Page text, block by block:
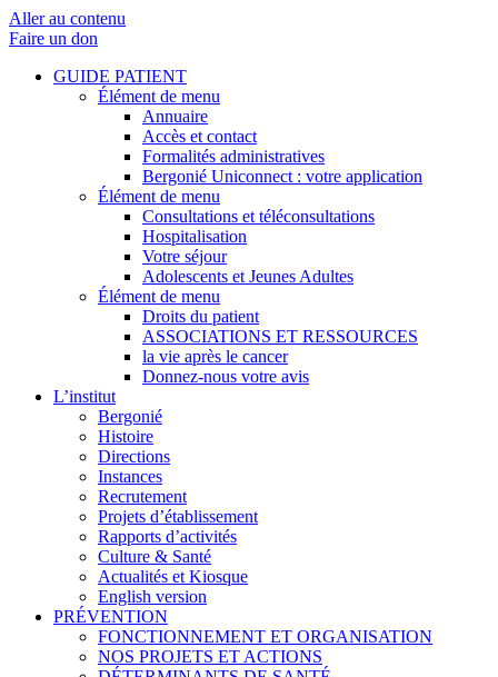
Aller au contenu
Faire un don
GUIDE PATIENT
Élément de menu
Annuaire
Accès et contact
Formalités administratives
Bergonié Uniconnect : votre application
Élément de menu
Consultations et téléconsultations
Hospitalisation
Votre séjour
Adolescents et Jeunes Adultes
Élément de menu
Droits du patient
ASSOCIATIONS ET RESSOURCES
la vie après le cancer
Donnez-nous votre avis
L’institut
Bergonié
Histoire
Directions
Instances
Recrutement
Projets d’établissement
Rapports d’activités
Culture & Santé
Actualités et Kiosque
English version
PRÉVENTION
FONCTIONNEMENT ET ORGANISATION
NOS PROJETS ET ACTIONS